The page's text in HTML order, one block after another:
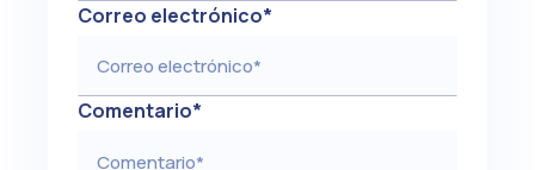
Correo electrónico*
Comentario*